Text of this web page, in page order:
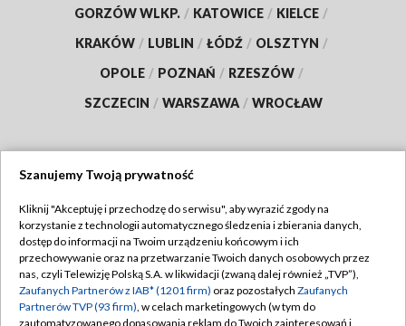
GORZÓW WLKP. / KATOWICE / KIELCE /
KRAKÓW / LUBLIN / ŁÓDŹ / OLSZTYN /
OPOLE / POZNAŃ / RZESZÓW /
SZCZECIN / WARSZAWA / WROCŁAW
TVP
Abonament TVP
Emisja w TVP
Centrum informacji TVP
Regulamin TVP
Polityka prywatności
Moje zgody
Szanujemy Twoją prywatność
Kliknij "Akceptuję i przechodzę do serwisu", aby wyrazić zgody na
korzystanie z technologii automatycznego śledzenia i zbierania danych,
dostęp do informacji na Twoim urządzeniu końcowym i ich
przechowywanie oraz na przetwarzanie Twoich danych osobowych przez
nas, czyli Telewizję Polską S.A. w likwidacji (zwaną dalej również „TVP”),
Zaufanych Partnerów z IAB* (1201 firm) oraz pozostałych Zaufanych
Partnerów TVP (93 firm), w celach marketingowych (w tym do
zautomatyzowanego dopasowania reklam do Twoich zainteresowań i